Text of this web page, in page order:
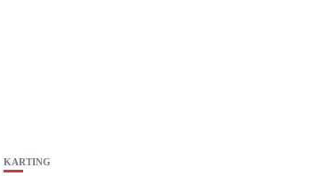
KARTING